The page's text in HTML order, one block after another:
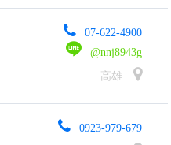
07-622-4900
@nnj8943g
高雄
0923-979-679